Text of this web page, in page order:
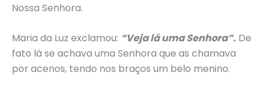
Nossa Senhora.
Maria da Luz exclamou: “Veja lá uma Senhora”. De
fato lá se achava uma Senhora que as chamava
por acenos, tendo nos braços um belo menino.